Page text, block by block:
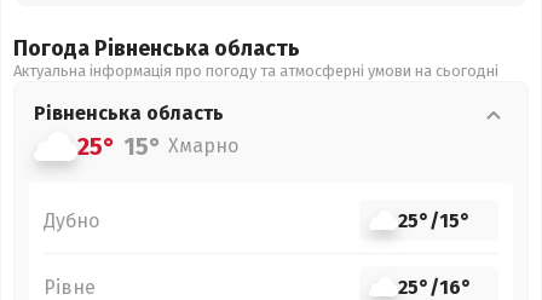
Погода Рівненська область
Актуальна інформація про погоду та атмосферні умови на сьогодні
Рівненська область
25° 15° Хмарно
Дубно 25°/15°
Рівне 25°/16°